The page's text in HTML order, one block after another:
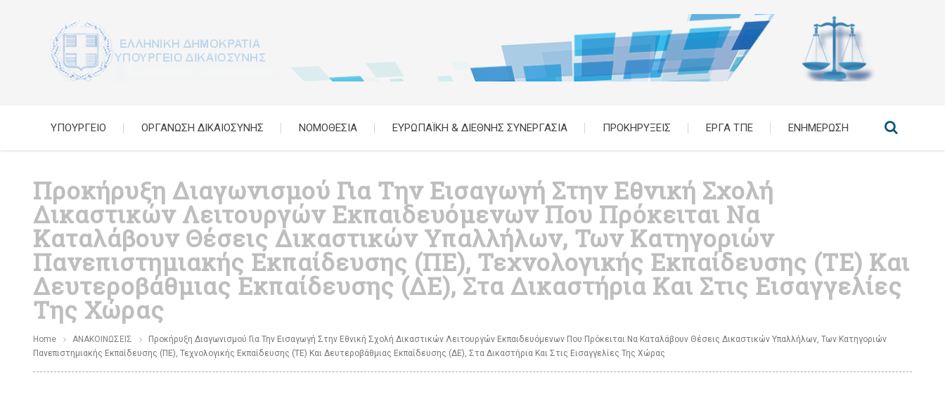
ΥΠΟΥΡΓΕΙΟ ΟΡΓΑΝΩΣΗ ΔΙΚΑΙΟΣΥΝΗΣ ΝΟΜΟΘΕΣΙΑ ΕΥΡΩΠΑΪΚΗ & ΔΙΕΘΝΗΣ ΣΥΝΕΡΓΑΣΙΑ ΠΡΟΚΗΡΥΞΕΙΣ ΕΡΓΑ ΤΠΕ ΕΝΗΜΕΡΩΣΗ
Προκήρυξη Διαγωνισμού Για Την Εισαγωγή Στην Εθνική Σχολή
Δικαστικών Λειτουργών Εκπαιδευόμενων Που Πρόκειται Να
Καταλάβουν Θέσεις Δικαστικών Υπαλλήλων, Των Κατηγοριών
Πανεπιστημιακής Εκπαίδευσης (ΠΕ), Τεχνολογικής Εκπαίδευσης (ΤΕ) Και
Δευτεροβάθμιας Εκπαίδευσης (ΔΕ), Στα Δικαστήρια Και Στις Εισαγγελίες
Της Χώρας
Home ΑΝΑΚΟΙΝΩΣΕΙΣ
Προκήρυξη Διαγωνισμού Για Την Εισαγωγή Στην Εθνική Σχολή Δικαστικών Λειτουργών Εκπαιδευόμενων Που Πρόκειται Να Καταλάβουν Θέσεις Δικαστικών Υπαλλήλων, Των Κατηγοριών
Πανεπιστημιακής Εκπαίδευσης (ΠΕ), Τεχνολογικής Εκπαίδευσης (ΤΕ) Και Δευτεροβάθμιας Εκπαίδευσης (ΔΕ), Στα Δικαστήρια Και Στις Εισαγγελίες Της Χώρας